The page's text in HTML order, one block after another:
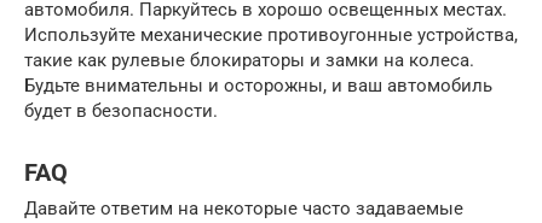
автомобиля. Паркуйтесь в хорошо освещенных местах.
Используйте механические противоугонные устройства,
такие как рулевые блокираторы и замки на колеса.
Будьте внимательны и осторожны, и ваш автомобиль
будет в безопасности.
FAQ
Давайте ответим на некоторые часто задаваемые